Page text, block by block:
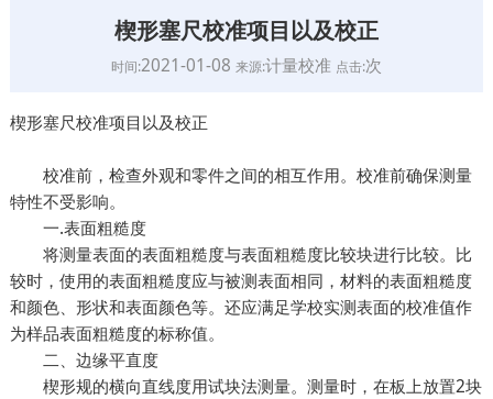
楔形塞尺校准项目以及校正
时间:2021-01-08 来源:计量校准 点击:次
楔形塞尺校准项目以及校正
校准前，检查外观和零件之间的相互作用。校准前确保测量
特性不受影响。
一.表面粗糙度
将测量表面的表面粗糙度与表面粗糙度比较块进行比较。比
较时，使用的表面粗糙度应与被测表面相同，材料的表面粗糙度
和颜色、形状和表面颜色等。还应满足学校实测表面的校准值作
为样品表面粗糙度的标称值。
二、边缘平直度
楔形规的横向直线度用试块法测量。测量时，在板上放置2块